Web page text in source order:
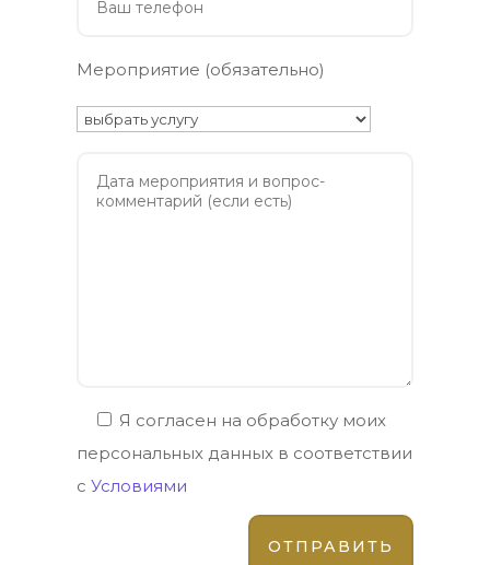
Мероприятие (обязательно)
Я согласен на обработку моих
персональных данных в соответствии
с Условиями